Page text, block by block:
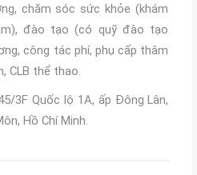
chăm sóc sức khỏe (khám
đào tạo (có quỹ đào tạo
công tác phí, phụ cấp thâm
CLB thể thao.
3F Quốc lộ 1A, ấp Đông Lân,
Hồ Chí Minh.